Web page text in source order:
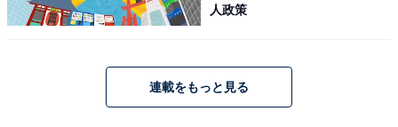
人政策
連載をもっと見る